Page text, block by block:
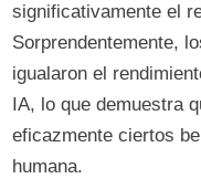
significativamente el
Sorprendentemente,
igualaron el
IA, lo que demuestra
eficazmente ciertos
humana.